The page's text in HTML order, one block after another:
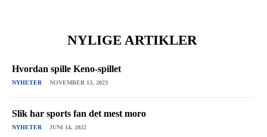
NYLIGE ARTIKLER
Hvordan spille Keno-spillet
NYHETER NOVEMBER 13, 2023
Slik har sports fan det mest moro
NYHETER JUNI 14, 2022